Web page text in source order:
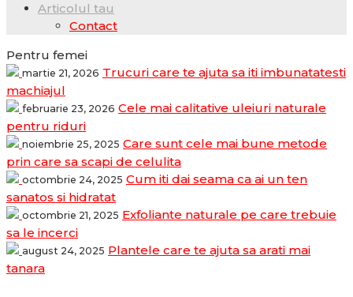
Articolul tau
Contact
Pentru femei
martie 21, 2026 Trucuri care te ajuta sa iti imbunatatesti
machiajul
februarie 23, 2026 Cele mai calitative uleiuri naturale
pentru riduri
noiembrie 25, 2025 Care sunt cele mai bune metode
prin care sa scapi de celulita
octombrie 24, 2025 Cum iti dai seama ca ai un ten
sanatos si hidratat
octombrie 21, 2025 Exfoliante naturale pe care trebuie
sa le incerci
august 24, 2025 Plantele care te ajuta sa arati mai
tanara